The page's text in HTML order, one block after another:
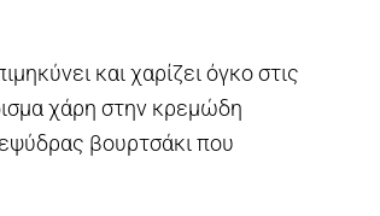
και χαρίζει όγκο στις
χάρη στην κρεμώδη
βουρτσάκι που